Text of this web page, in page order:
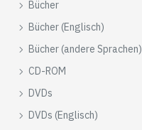
Bücher
Bücher (Englisch)
Bücher (andere Sprachen)
CD-ROM
DVDs
DVDs (Englisch)